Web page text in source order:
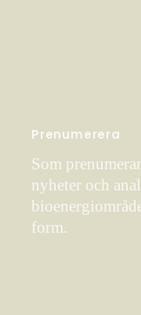
Prenumerera
Som
nyheter och
form.